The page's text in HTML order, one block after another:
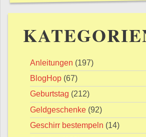
Anleitungen (197)
BlogHop (67)
Geburtstag (212)
Geldgeschenke (92)
Geschirr bestempeln (14)